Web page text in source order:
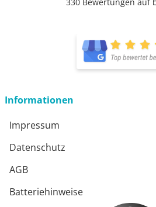
Informationen
Impressum
Datenschutz
AGB
Batteriehinweise